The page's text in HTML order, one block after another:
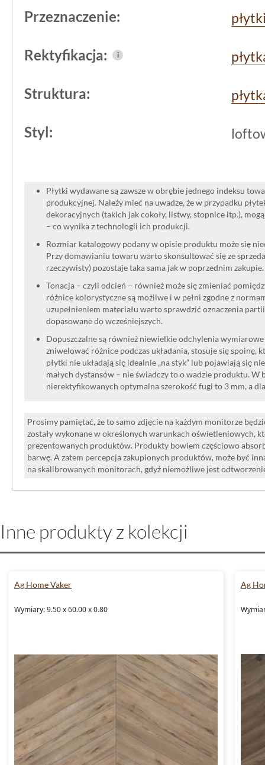
Przeznaczenie:
Rektyfikacja: i
Struktura:
Styl:
Płytki wydawane są zawsze w obrębie jednego indeksu
produkcyjnej. Należy mieć na uwadze, że w przypadku
dekoracyjnych (takich jak cokoły, listwy, stopnice itp.),
– co wynika z technologii ich produkcji.
Rozmiar katalogowy podany w opisie produktu może się
Przy domawianiu towaru warto skonsultować się ze
rzeczywisty) pozostaje taka sama jak w poprzednim zakupie.
Tonacja – czyli odcień – również może się zmieniać
różnice kolorystyczne są możliwe i w pełni zgodne z
uzupełnieniem materiału warto sprawdzić oznaczenia
dopasowane do wcześniejszych.
Dopuszczalne są również niewielkie odchylenia
zniwelować różnice podczas układania, stosuje się spoinę,
płytki nie układają się idealnie „na styk” lub pojawiają się
małych dystansów – nie świadczy to o wadzie produktu. W
nierektyfikowanych optymalna szerokość fugi to 3 mm, a
Prosimy pamiętać, że to samo zdjęcie na każdym monitorze
zostały wykonane w określonych warunkach oświetleniowych,
prezentowanych produktów. Produkty bowiem częściowo
barwę. A zatem percepcja zakupionych produktów, może być
na skalibrowanych monitorach, gdyż niemożliwe jest
Inne produkty z kolekcji
Ag Home Vaker
Wymiary: 9.50 x 60.00 x 0.80
Ag